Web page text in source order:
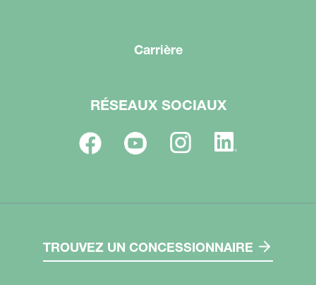
Carrière
RÉSEAUX SOCIAUX
TROUVEZ UN CONCESSIONNAIRE